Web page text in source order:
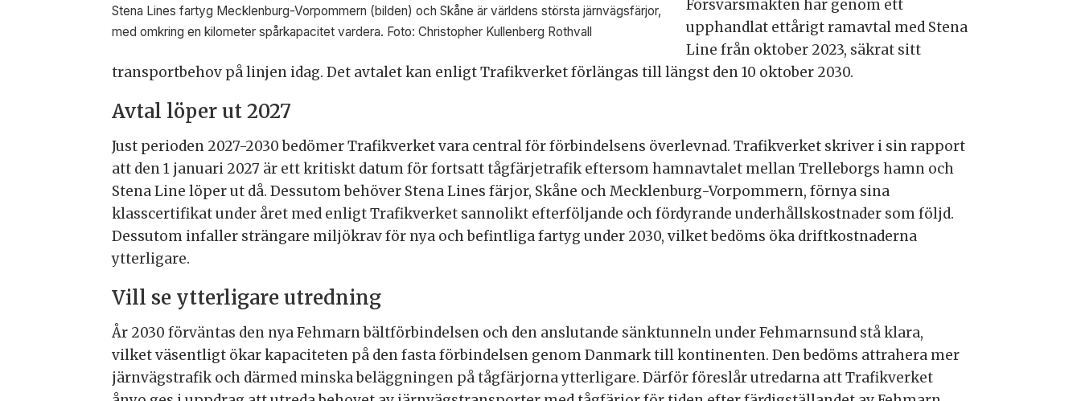
Stena Lines fartyg Mecklenburg-Vorpommern (bilden) och Skåne är världens största järnvägsfärjor,
med omkring en kilometer spårkapacitet vardera. Foto: Christopher Kullenberg Rothvall
Försvarsmakten har genom ett
upphandlat ettårigt ramavtal med Stena
Line från oktober 2023, säkrat sitt
transportbehov på linjen idag. Det avtalet kan enligt Trafikverket förlängas till längst den 10 oktober 2030.
Avtal löper ut 2027
Just perioden 2027-2030 bedömer Trafikverket vara central för förbindelsens överlevnad. Trafikverket skriver i sin rapport
att den 1 januari 2027 är ett kritiskt datum för fortsatt tågfärjetrafik eftersom hamnavtalet mellan Trelleborgs hamn och
Stena Line löper ut då. Dessutom behöver Stena Lines färjor, Skåne och Mecklenburg-Vorpommern, förnya sina
klasscertifikat under året med enligt Trafikverket sannolikt efterföljande och fördyrande underhållskostnader som följd.
Dessutom infaller strängare miljökrav för nya och befintliga fartyg under 2030, vilket bedöms öka driftkostnaderna
ytterligare.
Vill se ytterligare utredning
År 2030 förväntas den nya Fehmarn bältförbindelsen och den anslutande sänktunneln under Fehmarnsund stå klara,
vilket väsentligt ökar kapaciteten på den fasta förbindelsen genom Danmark till kontinenten. Den bedöms attrahera mer
järnvägstrafik och därmed minska beläggningen på tågfärjorna ytterligare. Därför föreslår utredarna att Trafikverket